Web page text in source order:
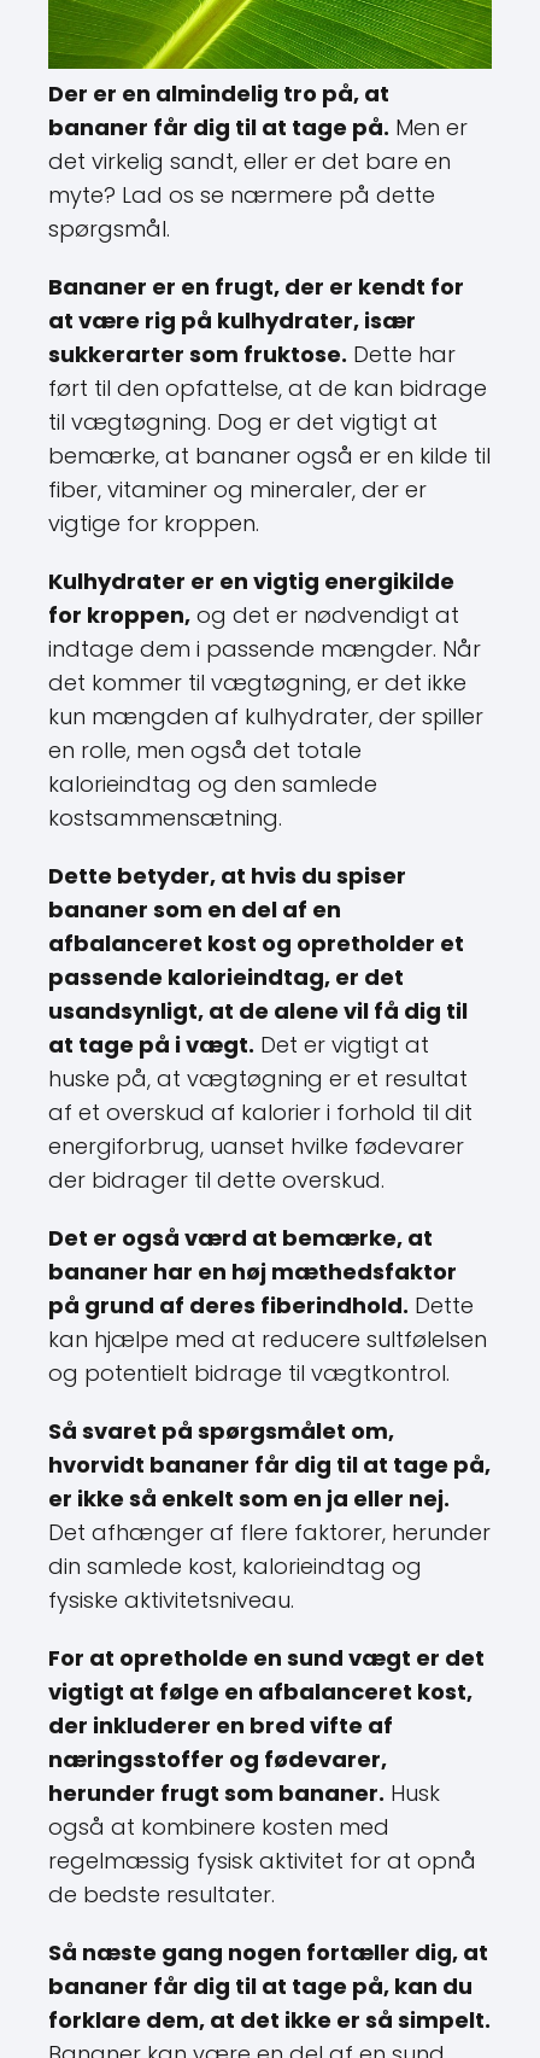
Der er en almindelig tro på, at
bananer får dig til at tage på. Men er
det virkelig sandt, eller er det bare en
myte? Lad os se nærmere på dette
spørgsmål.
Bananer er en frugt, der er kendt for
at være rig på kulhydrater, især
sukkerarter som fruktose. Dette har
ført til den opfattelse, at de kan bidrage
til vægtøgning. Dog er det vigtigt at
bemærke, at bananer også er en kilde til
fiber, vitaminer og mineraler, der er
vigtige for kroppen.
Kulhydrater er en vigtig energikilde
for kroppen, og det er nødvendigt at
indtage dem i passende mængder. Når
det kommer til vægtøgning, er det ikke
kun mængden af kulhydrater, der spiller
en rolle, men også det totale
kalorieindtag og den samlede
kostsammensætning.
Dette betyder, at hvis du spiser
bananer som en del af en
afbalanceret kost og opretholder et
passende kalorieindtag, er det
usandsynligt, at de alene vil få dig til
at tage på i vægt. Det er vigtigt at
huske på, at vægtøgning er et resultat
af et overskud af kalorier i forhold til dit
energiforbrug, uanset hvilke fødevarer
der bidrager til dette overskud.
Det er også værd at bemærke, at
bananer har en høj mæthedsfaktor
på grund af deres fiberindhold. Dette
kan hjælpe med at reducere sultfølelsen
og potentielt bidrage til vægtkontrol.
Så svaret på spørgsmålet om,
hvorvidt bananer får dig til at tage på,
er ikke så enkelt som en ja eller nej.
Det afhænger af flere faktorer, herunder
din samlede kost, kalorieindtag og
fysiske aktivitetsniveau.
For at opretholde en sund vægt er det
vigtigt at følge en afbalanceret kost,
der inkluderer en bred vifte af
næringsstoffer og fødevarer,
herunder frugt som bananer. Husk
også at kombinere kosten med
regelmæssig fysisk aktivitet for at opnå
de bedste resultater.
Så næste gang nogen fortæller dig, at
bananer får dig til at tage på, kan du
forklare dem, at det ikke er så simpelt.
Bananer kan være en del af en sund